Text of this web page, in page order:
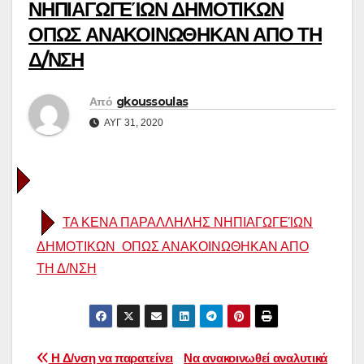
ΝΗΠΙΑΓΩΓΕΊΩΝ ΔΗΜΟΤΙΚΩΝ
ΟΠΩΣ ΑΝΑΚΟΙΝΩΘΗΚΑΝ ΑΠΟ ΤΗ
Δ/ΝΣΗ
Από gkoussoulas
ΑΥΓ 31, 2020
ΤΑ ΚΕΝΑ ΠΑΡΑΛΛΗΛΗΣ ΝΗΠΙΑΓΩΓΕΊΩΝ
ΔΗΜΟΤΙΚΩΝ ΟΠΩΣ ΑΝΑΚΟΙΝΩΘΗΚΑΝ ΑΠΟ
ΤΗ Δ/ΝΣΗ
Να ανακοινωθεί αναλυτικά
Η Δ/νση να παρατείνει